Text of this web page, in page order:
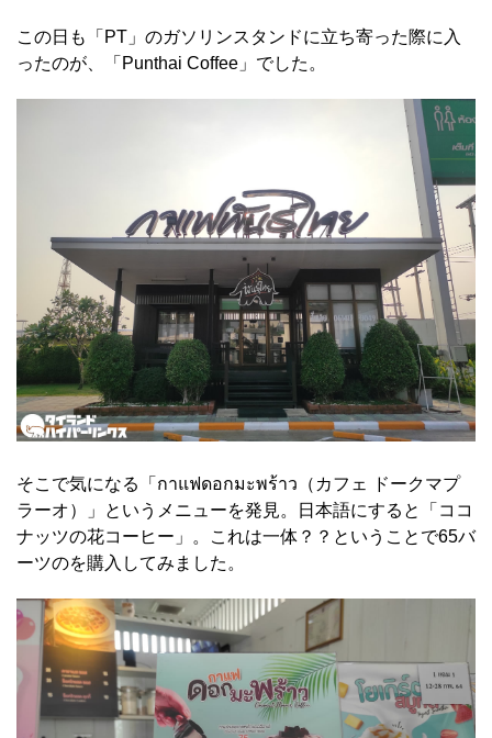
この日も「PT」のガソリンスタンドに立ち寄った際に入
ったのが、「Punthai Coffee」でした。
そこで気になる「กาแฟดอกมะพร้าว（カフェ ドークマプ
ラーオ）」というメニューを発見。日本語にすると「ココ
ナッツの花コーヒー」。これは一体？？ということで65バ
ーツのを購入してみました。